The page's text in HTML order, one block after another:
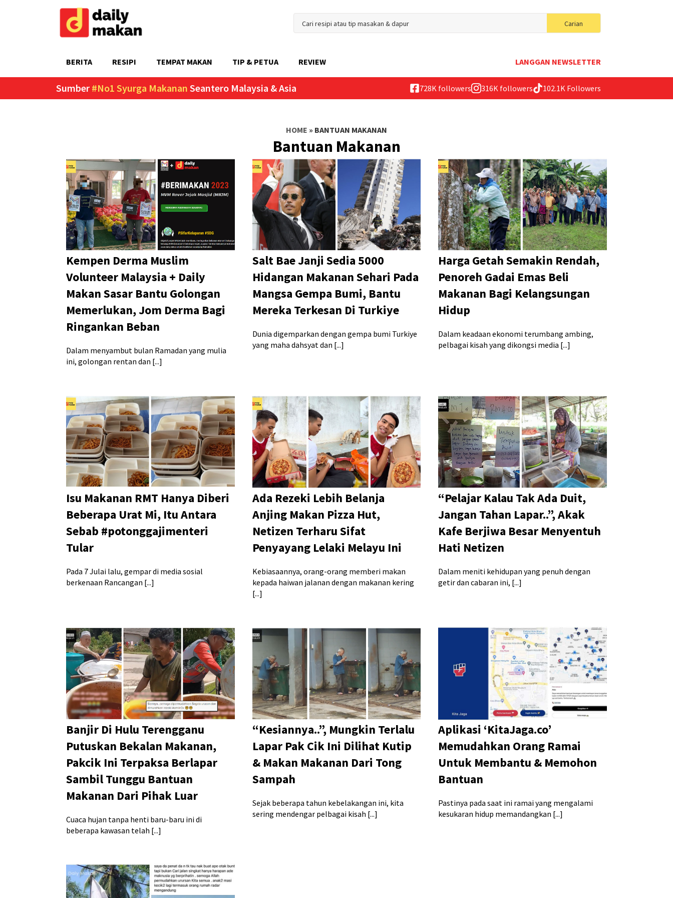
Carian
for:
BERITA RESIPI TEMPAT MAKAN TIP & PETUA REVIEW LANGGAN NEWSLETTER
Sumber #No1 Syurga Makanan Seantero Malaysia & Asia 728K followers 316K followers 102.1K Followers
HOME » BANTUAN MAKANAN
Bantuan Makanan
Kempen Derma Muslim
Volunteer Malaysia + Daily
Makan Sasar Bantu Golongan
Memerlukan, Jom Derma Bagi
Ringankan Beban
Dalam menyambut bulan Ramadan yang mulia
ini, golongan rentan dan [...]
Salt Bae Janji Sedia 5000
Hidangan Makanan Sehari Pada
Mangsa Gempa Bumi, Bantu
Mereka Terkesan Di Turkiye
Dunia digemparkan dengan gempa bumi Turkiye
yang maha dahsyat dan [...]
Harga Getah Semakin Rendah,
Penoreh Gadai Emas Beli
Makanan Bagi Kelangsungan
Hidup
Dalam keadaan ekonomi terumbang ambing,
pelbagai kisah yang dikongsi media [...]
Isu Makanan RMT Hanya Diberi
Beberapa Urat Mi, Itu Antara
Sebab #potonggajimenteri
Tular
Pada 7 Julai lalu, gempar di media sosial
berkenaan Rancangan [...]
Ada Rezeki Lebih Belanja
Anjing Makan Pizza Hut,
Netizen Terharu Sifat
Penyayang Lelaki Melayu Ini
Kebiasaannya, orang-orang memberi makan
kepada haiwan jalanan dengan makanan kering
[...]
“Pelajar Kalau Tak Ada Duit,
Jangan Tahan Lapar..”, Akak
Kafe Berjiwa Besar Menyentuh
Hati Netizen
Dalam meniti kehidupan yang penuh dengan
getir dan cabaran ini, [...]
Banjir Di Hulu Terengganu
Putuskan Bekalan Makanan,
Pakcik Ini Terpaksa Berlapar
Sambil Tunggu Bantuan
Makanan Dari Pihak Luar
Cuaca hujan tanpa henti baru-baru ini di
beberapa kawasan telah [...]
“Kesiannya..”, Mungkin Terlalu
Lapar Pak Cik Ini Dilihat Kutip
& Makan Makanan Dari Tong
Sampah
Sejak beberapa tahun kebelakangan ini, kita
sering mendengar pelbagai kisah [...]
Aplikasi ‘KitaJaga.co’
Memudahkan Orang Ramai
Untuk Membantu & Memohon
Bantuan
Pastinya pada saat ini ramai yang mengalami
kesukaran hidup memandangkan [...]